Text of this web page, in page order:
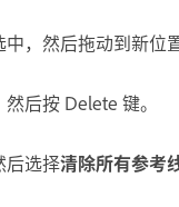
，然后拖动到新位置
后按 Delete 键。
后选择清除所有参考